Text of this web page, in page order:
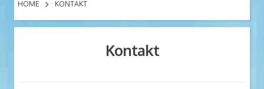
HOME KONTAKT
Kontakt